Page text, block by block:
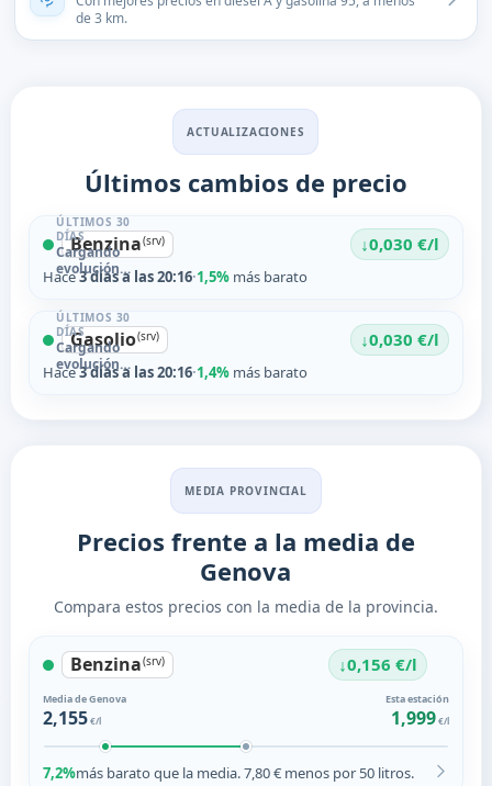
de 3 km.
ACTUALIZACIONES
Últimos cambios de precio
Benzina(srv) ↓0,030 €/l
Hace3 días a las 20:16·1,5%más barato
ÚLTIMOS 30
DÍAS
Cargando
evolución…
Gasolio(srv) ↓0,030 €/l
Hace3 días a las 20:16·1,4%más barato
ÚLTIMOS 30
DÍAS
Cargando
evolución…
MEDIA PROVINCIAL
Precios frente a la media de
Genova
Compara estos precios con la media de la provincia.
Benzina(srv) ↓0,156 €/l
Media de Genova
2,155€/l
Esta estación
1,999€/l
7,2%más barato que la media. 7,80 € menos por 50 litros.